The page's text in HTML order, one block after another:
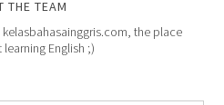
THE TEAM
the place
English ;)